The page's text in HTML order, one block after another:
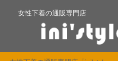
女性下着の通販専門店